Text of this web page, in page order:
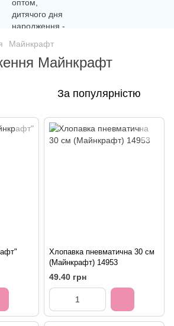
Майнкрафт
Майнкрафт
За популярністю
Хлопавка пневматична 30 см
(Майнкрафт) 14953
49.40 грн